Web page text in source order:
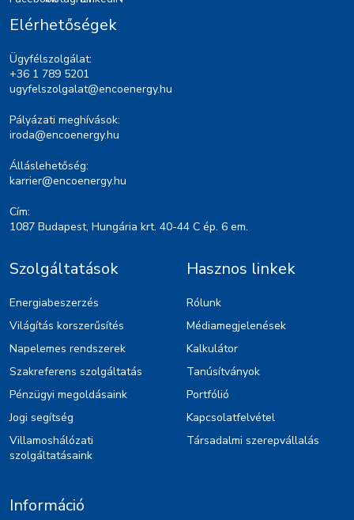
Elérhetőségek
Ügyfélszolgálat:
+36 1 789 5201
ugyfelszolgalat@encoenergy.hu
Pályázati meghívások:
iroda@encoenergy.hu
Álláslehetőség:
karrier@encoenergy.hu
Cím:
1087 Budapest, Hungária krt. 40-44 C ép. 6 em.
Szolgáltatások
Energiabeszerzés
Világítás korszerűsítés
Napelemes rendszerek
Szakreferens szolgáltatás
Pénzügyi megoldásaink
Jogi segítség
Villamoshálózati
szolgáltatásaink
Hasznos linkek
Rólunk
Médiamegjelenések
Kalkulátor
Tanúsítványok
Portfólió
Kapcsolatfelvétel
Társadalmi szerepvállalás
Információ